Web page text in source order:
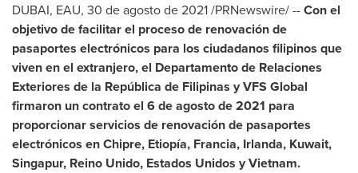
DUBAI, EAU, 30 de agosto de 2021 /PRNewswire/ --Con el
objetivo de facilitar el proceso de renovación de
pasaportes electrónicos para los ciudadanos filipinos que
viven en el extranjero, el Departamento de Relaciones
Exteriores de la República de Filipinas y VFS Global
firmaron un contrato el 6 de agosto de 2021 para
proporcionar servicios de renovación de pasaportes
electrónicos en Chipre, Etiopía, Francia, Irlanda, Kuwait,
Singapur, Reino Unido, Estados Unidos yVietnam.